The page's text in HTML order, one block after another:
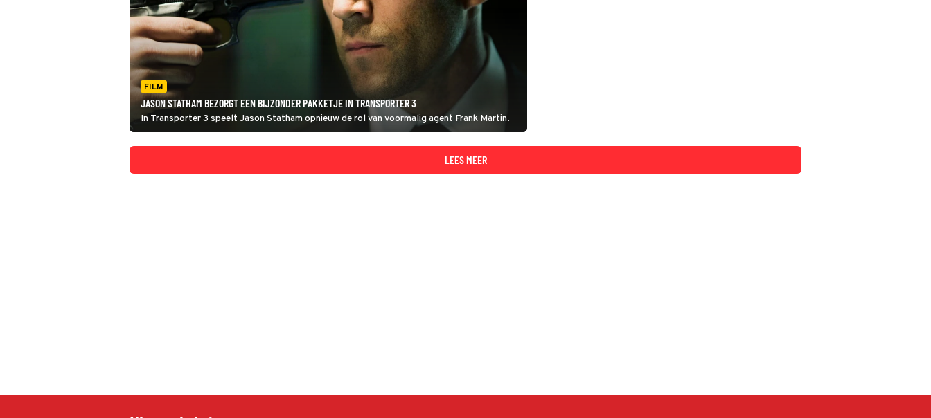
FILM
JASON STATHAM BEZORGT EEN BIJZONDER PAKKETJE IN TRANSPORTER 3
In Transporter 3 speelt Jason Statham opnieuw de rol van voormalig agent Frank Martin.
LEES MEER